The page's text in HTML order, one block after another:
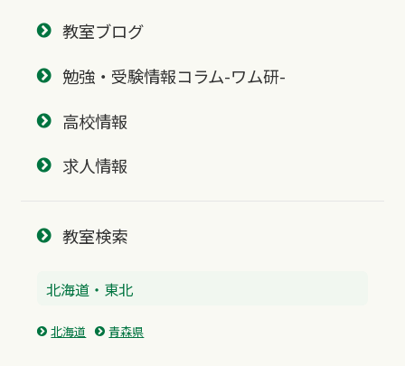
教室ブログ
勉強・受験情報コラム-ワム研-
高校情報
求人情報
教室検索
北海道・東北
北海道 青森県